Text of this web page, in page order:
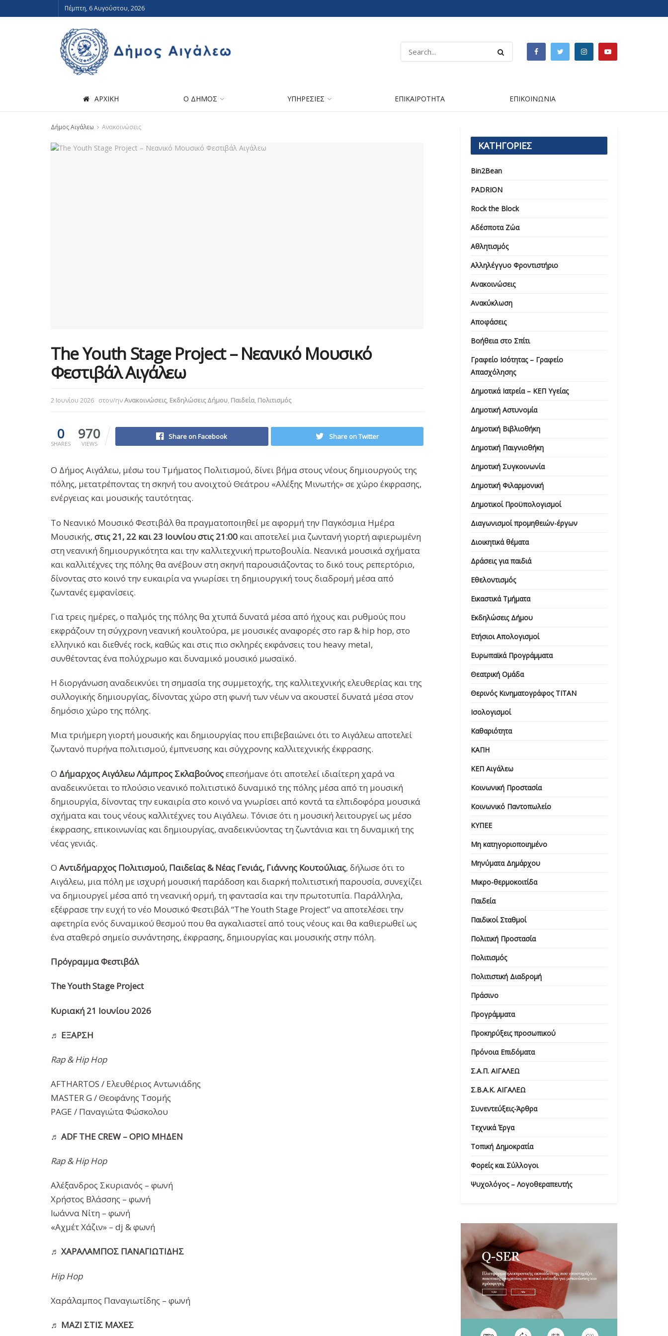
Πέμπτη, 6 Αυγούστου, 2026
ΑΡΧΙΚΗ Ο ΔΗΜΟΣ ΥΠΗΡΕΣΙΕΣ ΕΠΙΚΑΙΡΟΤΗΤΑ ΕΠΙΚΟΙΝΩΝΙΑ
Δήμος Αιγάλεω Ανακοινώσεις
The Youth Stage Project – Νεανικό Μουσικό
Φεστιβάλ Αιγάλεω
2 Ιουνίου 2026 στον/ηνΑνακοινώσεις, Εκδηλώσεις Δήμου, Παιδεία, Πολιτισμός
0
SHARES
970
VIEWS
Share on Facebook Share on Twitter
Ο Δήμος Αιγάλεω, μέσω του Τμήματος Πολιτισμού, δίνει βήμα στους νέους δημιουργούς της
πόλης, μετατρέποντας τη σκηνή του ανοιχτού Θεάτρου «Αλέξης Μινωτής» σε χώρο έκφρασης,
ενέργειας και μουσικής ταυτότητας.
Το Νεανικό Μουσικό Φεστιβάλ θα πραγματοποιηθεί με αφορμή την Παγκόσμια Ημέρα
Μουσικής, στις 21, 22 και 23 Ιουνίου στις 21:00 και αποτελεί μια ζωντανή γιορτή αφιερωμένη
στη νεανική δημιουργικότητα και την καλλιτεχνική πρωτοβουλία. Νεανικά μουσικά σχήματα
και καλλιτέχνες της πόλης θα ανέβουν στη σκηνή παρουσιάζοντας το δικό τους ρεπερτόριο,
δίνοντας στο κοινό την ευκαιρία να γνωρίσει τη δημιουργική τους διαδρομή μέσα από
ζωντανές εμφανίσεις.
Για τρεις ημέρες, ο παλμός της πόλης θα χτυπά δυνατά μέσα από ήχους και ρυθμούς που
εκφράζουν τη σύγχρονη νεανική κουλτούρα, με μουσικές αναφορές στο rap & hip hop, στο
ελληνικό και διεθνές rock, καθώς και στις πιο σκληρές εκφάνσεις του heavy metal,
συνθέτοντας ένα πολύχρωμο και δυναμικό μουσικό μωσαϊκό.
Η διοργάνωση αναδεικνύει τη σημασία της συμμετοχής, της καλλιτεχνικής ελευθερίας και της
συλλογικής δημιουργίας, δίνοντας χώρο στη φωνή των νέων να ακουστεί δυνατά μέσα στον
δημόσιο χώρο της πόλης.
Μια τριήμερη γιορτή μουσικής και δημιουργίας που επιβεβαιώνει ότι το Αιγάλεω αποτελεί
ζωντανό πυρήνα πολιτισμού, έμπνευσης και σύγχρονης καλλιτεχνικής έκφρασης.
Ο Δήμαρχος Αιγάλεω Λάμπρος Σκλαβούνοςεπεσήμανε ότι αποτελεί ιδιαίτερη χαρά να
αναδεικνύεται το πλούσιο νεανικό πολιτιστικό δυναμικό της πόλης μέσα από τη μουσική
δημιουργία, δίνοντας την ευκαιρία στο κοινό να γνωρίσει από κοντά τα ελπιδοφόρα μουσικά
σχήματα και τους νέους καλλιτέχνες του Αιγάλεω. Τόνισε ότι η μουσική λειτουργεί ως μέσο
έκφρασης, επικοινωνίας και δημιουργίας, αναδεικνύοντας τη ζωντάνια και τη δυναμική της
νέας γενιάς.
Ο Αντιδήμαρχος Πολιτισμού, Παιδείας & Νέας Γενιάς, Γιάννης Κουτούλιας, δήλωσε ότι το
Αιγάλεω, μια πόλη με ισχυρή μουσική παράδοση και διαρκή πολιτιστική παρουσία, συνεχίζει
να δημιουργεί μέσα από τη νεανική ορμή, τη φαντασία και την πρωτοτυπία. Παράλληλα,
εξέφρασε την ευχή το νέο Μουσικό Φεστιβάλ “The Youth Stage Project” να αποτελέσει την
αφετηρία ενός δυναμικού θεσμού που θα αγκαλιαστεί από τους νέους και θα καθιερωθεί ως
ένα σταθερό σημείο συνάντησης, έκφρασης, δημιουργίας και μουσικής στην πόλη.
Πρόγραμμα Φεστιβάλ
The Youth Stage Project
Κυριακή 21 Ιουνίου 2026
♬ ΕΞΑΡΣΗ
Rap & Hip Hop
AFTHARTOS / Ελευθέριος Αντωνιάδης
MASTER G / Θεοφάνης Τσομής
PAGE / Παναγιώτα Φώσκολου
♬ ADF THE CREW – ΟΡΙΟ ΜΗΔΕΝ
Rap & Hip Hop
Αλέξανδρος Σκυριανός – φωνή
Χρήστος Βλάσσης – φωνή
Ιωάννα Νίτη – φωνή
«Αχμέτ Χάζιν» – dj & φωνή
♬ ΧΑΡΑΛΑΜΠΟΣ ΠΑΝΑΓΙΩΤΙΔΗΣ
Hip Hop
Χαράλαμπος Παναγιωτίδης – φωνή
♬ ΜΑΖΙ ΣΤΙΣ ΜΑΧΕΣ
ΚΑΤΗΓΟΡΙΕΣ
Bin2Bean
PADRION
Rock the Block
Αδέσποτα Ζώα
Αθλητισμός
Αλληλέγγυο Φροντιστήριο
Ανακοινώσεις
Ανακύκλωση
Αποφάσεις
Βοήθεια στο Σπίτι
Γραφείο Ισότητας – Γραφείο
Απασχόλησης
Δημοτικά Ιατρεία – ΚΕΠ Υγείας
Δημοτική Αστυνομία
Δημοτική Βιβλιοθήκη
Δημοτική Παιγνιοθήκη
Δημοτική Συγκοινωνία
Δημοτική Φιλαρμονική
Δημοτικοί Προϋπολογισμοί
Διαγωνισμοί προμηθειών-έργων
Διοικητικά θέματα
Δράσεις για παιδιά
Εθελοντισμός
Εικαστικά Τμήματα
Εκδηλώσεις Δήμου
Ετήσιοι Απολογισμοί
Ευρωπαϊκά Προγράμματα
Θεατρική Ομάδα
Θερινός Κινηματογράφος ΤΙΤΑΝ
Ισολογισμοί
Καθαριότητα
ΚΑΠΗ
ΚΕΠ Αιγάλεω
Κοινωνική Προστασία
Κοινωνικό Παντοπωλείο
ΚΥΠΕΕ
Μη κατηγοριοποιημένο
Μηνύματα Δημάρχου
Μικρο-θερμοκοιτίδα
Παιδεία
Παιδικοί Σταθμοί
Πολιτική Προστασία
Πολιτισμός
Πολιτιστική Διαδρομή
Πράσινο
Προγράμματα
Προκηρύξεις προσωπικού
Πρόνοια Επιδόματα
Σ.Α.Π. ΑΙΓΑΛΕΩ
Σ.Β.Α.Κ. ΑΙΓΑΛΕΩ
Συνεντεύξεις-Άρθρα
Τεχνικά Έργα
Τοπική Δημοκρατία
Φορείς και Σύλλογοι
Ψυχολόγος – Λογοθεραπευτής